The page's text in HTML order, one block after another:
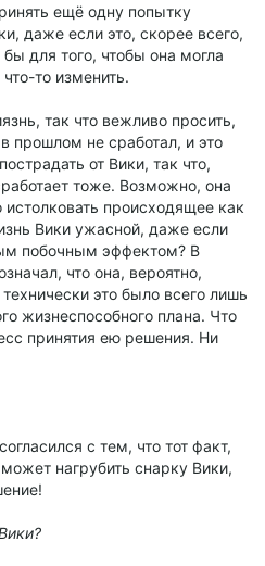
ещё одну попытку
даже если это, скорее всего,
для того, чтобы она могла
что-то изменить.
так что вежливо просить,
прошлом не сработал, и это
от Вики, так что,
тоже. Возможно, она
происходящее как
Вики ужасной, даже если
побочным эффектом? В
что она, вероятно,
это было всего лишь
жизнеспособного плана. Что
принятия ею решения. Ни
с тем, что тот факт,
нагрубить снарку Вики,